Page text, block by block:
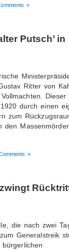
»
Putsch’ in
Ritter von
durch einen
zum
den
»
die nach zwei
Generalstreik